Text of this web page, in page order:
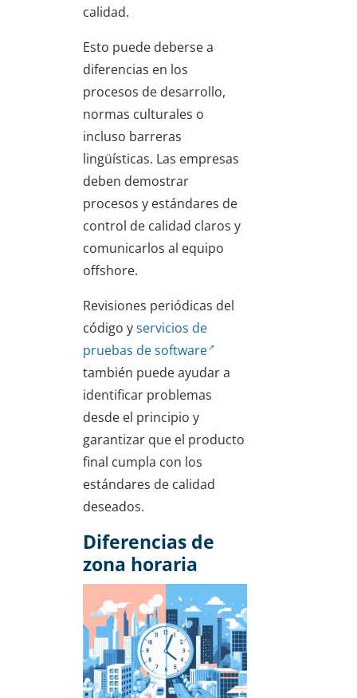
calidad.
Esto puede deberse a
diferencias en los
procesos de desarrollo,
normas culturales o
incluso barreras
lingüísticas. Las empresas
deben demostrar
procesos y estándares de
control de calidad claros y
comunicarlos al equipo
offshore.
Revisiones periódicas del
código yservicios de
pruebas de software
también puede ayudar a
identificar problemas
desde el principio y
garantizar que el producto
final cumpla con los
estándares de calidad
deseados.
Diferencias de
zona horaria